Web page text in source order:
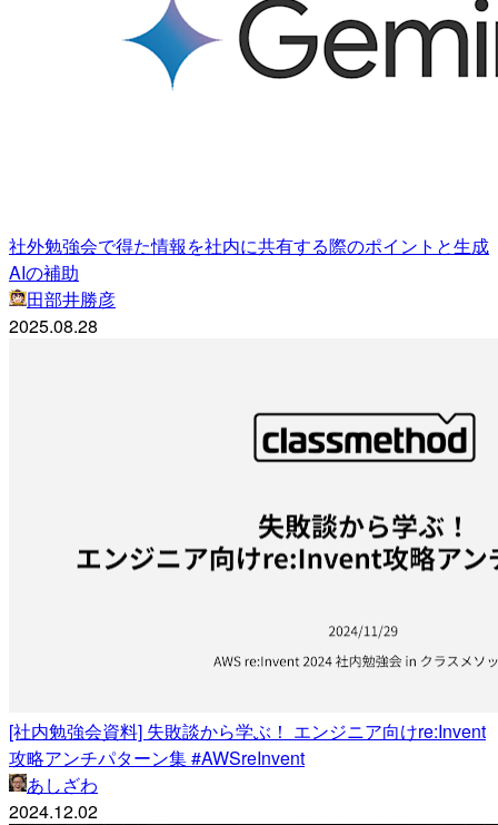
社外勉強会で得た情報を社内に共有する際のポイントと生成
AIの補助
田部井勝彦
2025.08.28
[社内勉強会資料] 失敗談から学ぶ！ エンジニア向けre:Invent
攻略アンチパターン集 #AWSreInvent
あしざわ
2024.12.02